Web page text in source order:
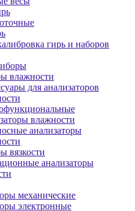
гирь и наборов
влажности
для анализаторов
влажности
анализаторы
вязкости
анализаторы
механические
электронные